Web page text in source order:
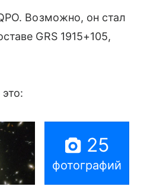
Возможно, он стал
GRS 1915+105,
25
фотографий